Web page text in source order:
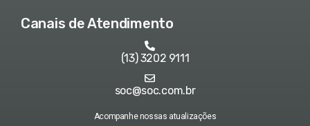
Canais de Atendimento
(13) 3202 9111
soc@soc.com.br
Acompanhe nossas atualizações